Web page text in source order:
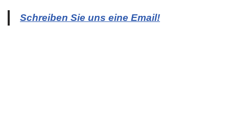
Schreiben Sie uns eine Email!